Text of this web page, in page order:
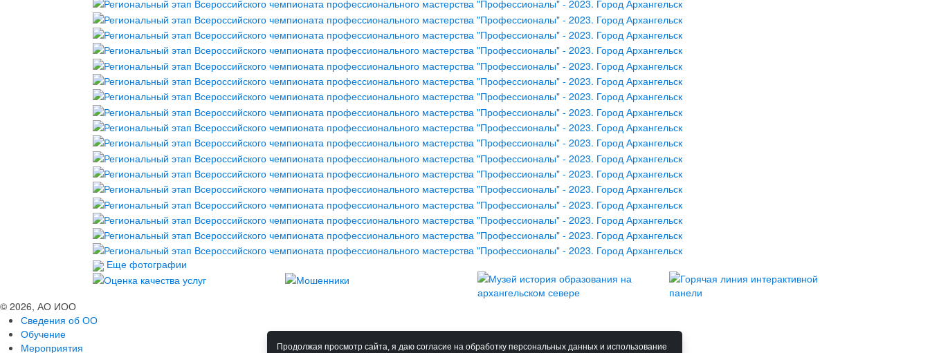
Еще фотографии
© 2026, АО ИОО
Сведения об ОО
Обучение
Мероприятия
Продолжая просмотр сайта, я даю согласие на обработку персональных данных и использование